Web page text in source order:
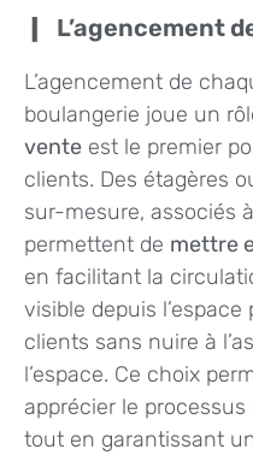
L’agencement
L’agencement de
boulangerie joue un
vente est le premier
clients. Des étagères
sur-mesure, associés
permettent de mettre
en facilitant la
visible depuis
clients sans nuire à
l’espace. Ce choix
apprécier le
tout en garantissant